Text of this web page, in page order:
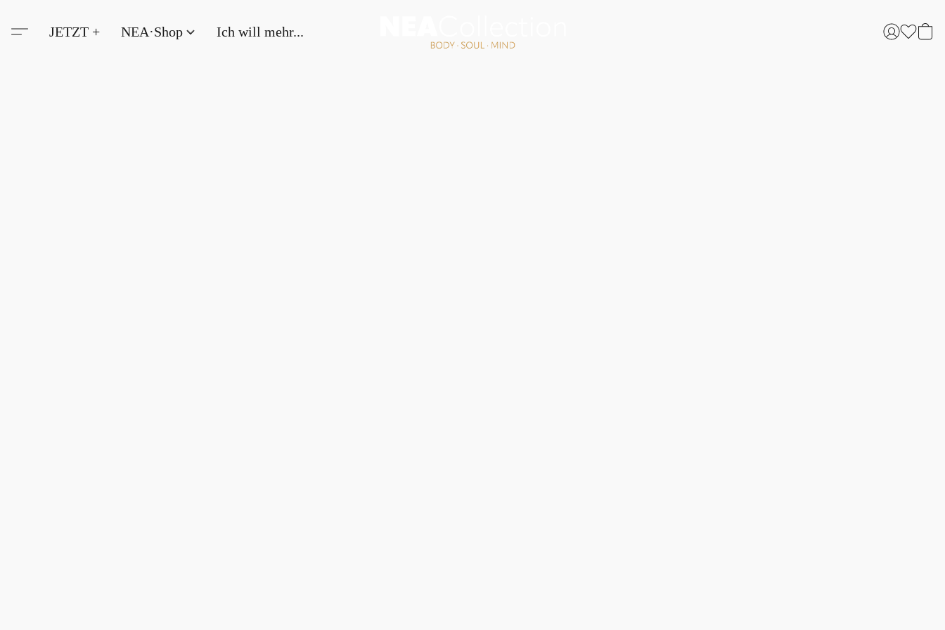
JETZT + NEA·Shop Ich will mehr...